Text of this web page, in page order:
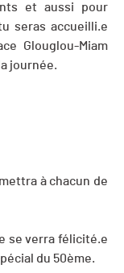
et aussi pour
seras accueilli.e
Glouglou-Miam
journée.
à chacun de
se verra félicité.e
du 50ème.